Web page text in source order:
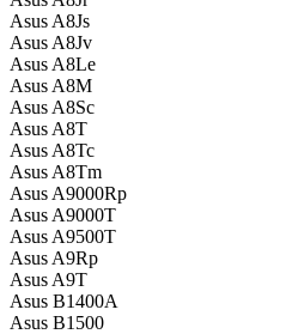
Asus A8Js
Asus A8Jv
Asus A8Le
Asus A8M
Asus A8Sc
Asus A8T
Asus A8Tc
Asus A8Tm
Asus A9000Rp
Asus A9000T
Asus A9500T
Asus A9Rp
Asus A9T
Asus B1400A
Asus B1500